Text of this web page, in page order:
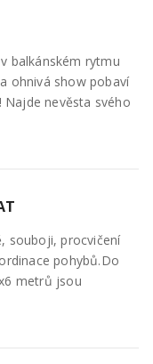
balkánském rytmu
ohnivá show pobaví
nevěsta svého
souboji, procvičení
pohybů.Do
metrů jsou